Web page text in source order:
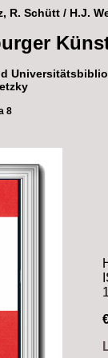
R. Schütt / H.J.
8